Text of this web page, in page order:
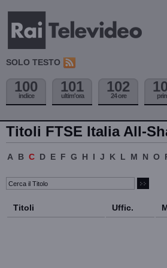
SOLO TESTO
100
indice
101
ultim'ora
102
24 ore
Titoli FTSE Italia All-
A B C D E F G H I J K L M N O
Titoli Uffic.